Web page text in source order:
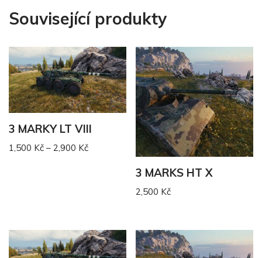
Související produkty
3 MARKY LT VIII
1,500 Kč – 2,900 Kč
3 MARKS HT X
2,500 Kč